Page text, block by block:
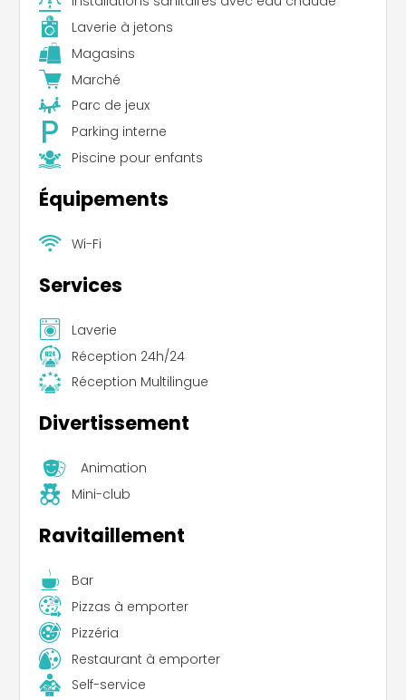
Laverie à jetons
Magasins
Marché
Parc de jeux
Parking interne
Piscine pour enfants
Équipements
Wi-Fi
Services
Laverie
Réception 24h/24
Réception Multilingue
Divertissement
Animation
Mini-club
Ravitaillement
Bar
Pizzas à emporter
Pizzéria
Restaurant à emporter
Self-service